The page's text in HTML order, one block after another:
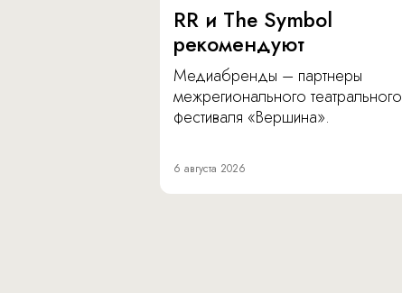
RR и The Symbol
рекомендуют
Медиабренды – партнеры
межрегионального театрального
фестиваля «Вершина».
6 августа 2026